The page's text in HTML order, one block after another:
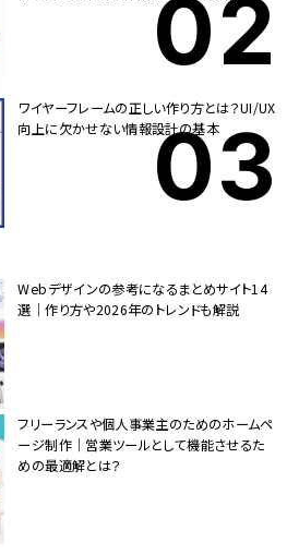
ワイヤーフレームの正しい作り方とは？UI/UX
向上に欠かせない情報設計の基本
Webデザインの参考になるまとめサイト14
選｜作り方や2026年のトレンドも解説
フリーランスや個人事業主のためのホームペ
ージ制作｜営業ツールとして機能させるた
めの最適解とは？